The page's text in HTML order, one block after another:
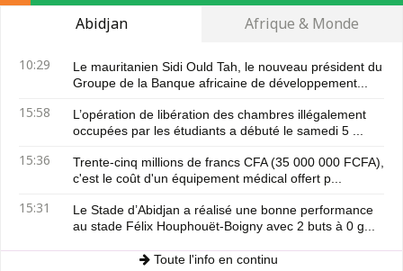
Abidjan Afrique & Monde
10:29
Le mauritanien Sidi Ould Tah, le nouveau président du
Groupe de la Banque africaine de développement...
15:58
L’opération de libération des chambres illégalement
occupées par les étudiants a débuté le samedi 5 ...
15:36
Trente-cinq millions de francs CFA (35 000 000 FCFA),
c'est le coût d'un équipement médical offert p...
15:31
Le Stade d’Abidjan a réalisé une bonne performance
au stade Félix Houphouët-Boigny avec 2 buts à 0 g...
Toute l'info en continu